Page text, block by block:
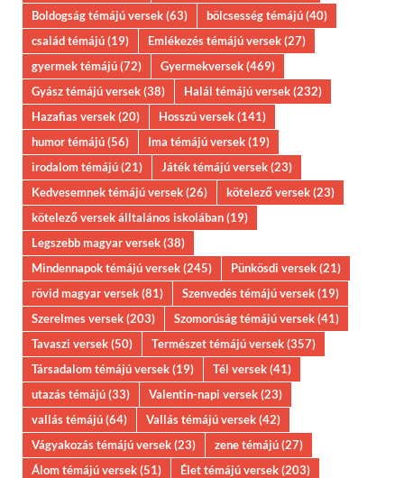
Boldogság témájú versek(63) bölcsesség témájú(40)
család témájú(19) Emlékezés témájú versek(27)
gyermek témájú(72) Gyermekversek(469)
Gyász témájú versek(38) Halál témájú versek(232)
Hazafias versek(20) Hosszú versek(141)
humor témájú(56) Ima témájú versek(19)
irodalom témájú(21) Játék témájú versek(23)
Kedvesemnek témájú versek(26) kötelező versek(23)
kötelező versek álltalános iskolában(19)
Legszebb magyar versek(38)
Mindennapok témájú versek(245) Pünkösdi versek(21)
rövid magyar versek(81) Szenvedés témájú versek(19)
Szerelmes versek(203) Szomorúság témájú versek(41)
Tavaszi versek(50) Természet témájú versek(357)
Társadalom témájú versek(19) Tél versek(41)
utazás témájú(33) Valentin-napi versek(23)
vallás témájú(64) Vallás témájú versek(42)
Vágyakozás témájú versek(23) zene témájú(27)
Álom témájú versek(51) Élet témájú versek(203)